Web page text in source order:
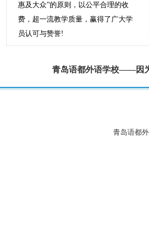
惠及大众”的原则，以公平合理的收
费，超一流教学质量，赢得了广大学
员认可与赞誉!
青岛语都外语学校——因
青岛语都